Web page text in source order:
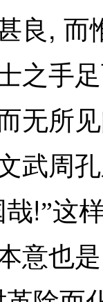
良 , 而
之手
无所
武周
哉!”这
意也